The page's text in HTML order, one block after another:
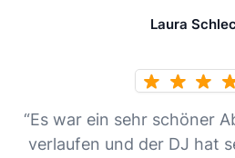
Laura
“Es war ein sehr schöner
verlaufen und der DJ hat